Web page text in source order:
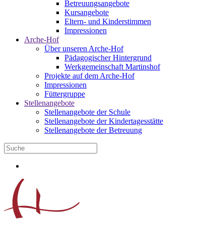
Betreuungsangebote
Kursangebote
Eltern- und Kinderstimmen
Impressionen
Arche-Hof
Über unseren Arche-Hof
Pädagogischer Hintergrund
Werkgemeinschaft Martinshof
Projekte auf dem Arche-Hof
Impressionen
Füttergruppe
Stellenangebote
Stellenangebote der Schule
Stellenangebote der Kindertagesstätte
Stellenangebote der Betreuung